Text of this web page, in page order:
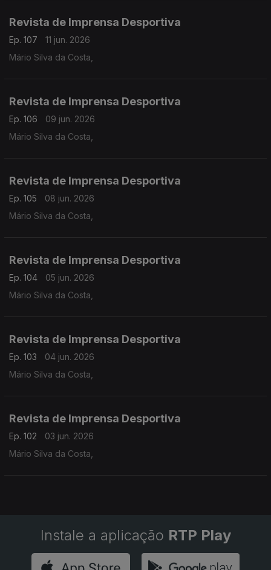
Revista de Imprensa Desportiva
Ep. 107
11 jun. 2026
Mário Silva da Costa,
Revista de Imprensa Desportiva
Ep. 106
09 jun. 2026
Mário Silva da Costa,
Revista de Imprensa Desportiva
Ep. 105
08 jun. 2026
Mário Silva da Costa,
Revista de Imprensa Desportiva
Ep. 104
05 jun. 2026
Mário Silva da Costa,
Revista de Imprensa Desportiva
Ep. 103
04 jun. 2026
Mário Silva da Costa,
Revista de Imprensa Desportiva
Ep. 102
03 jun. 2026
Mário Silva da Costa,
Instale a aplicação RTP Play